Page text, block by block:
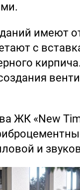
имеют
с
ЖК «New
и